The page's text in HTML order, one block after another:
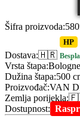
Šifra proizvoda:
Dostava:🇭🇷
HP
Vrsta štapa:
Dužina štapa:500
Proizvođač:VAN
Zemlja porijekla:
Dostupnost: